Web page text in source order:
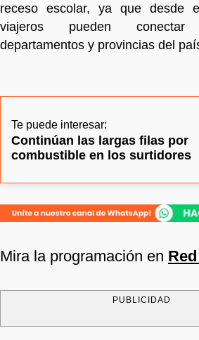
receso escolar, ya que desde
viajeros pueden
departamentos y provincias del
Te puede interesar:
Continúan las largas filas por
combustible en los surtidores
Mira la programación en
PUBLICIDAD